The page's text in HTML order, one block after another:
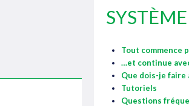
Tout commence
…et continue
Que dois-je faire
Tutoriels
Questions